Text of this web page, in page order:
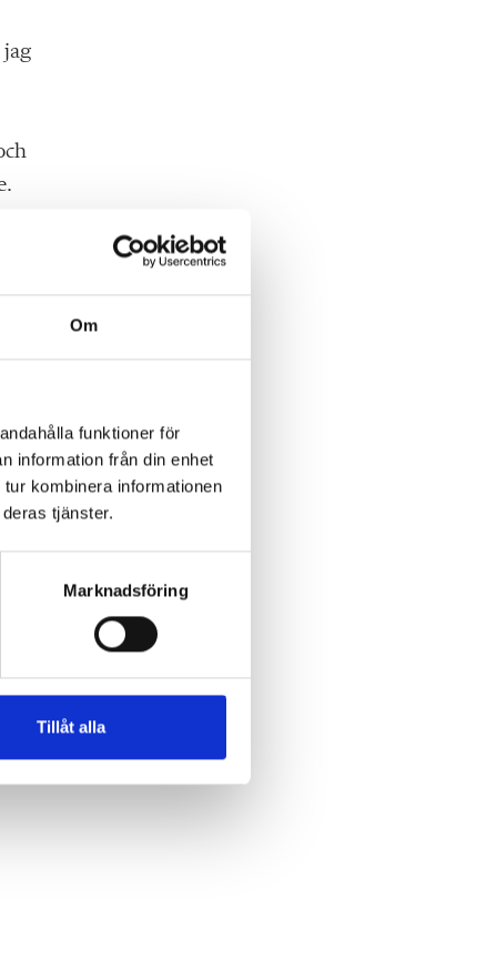
Om
funktioner för
information från din enhet
kombinera informationen
tjänster.
Marknadsföring
Tillåt alla
jag